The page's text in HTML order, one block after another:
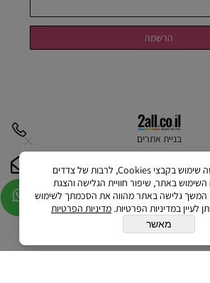
בניית אתרים
לידיעתך, באתרנו נעשה שימוש בקבצי Cookies, לרבות של צדדים
השימוש באתר, שיפור חוויית הגלישה והצגת
המשך גלישה באתר מהווה את הסכמתך לשימוש
לעיין במדיניות הפרטיות. מדיניות הפרטיות
מאשר